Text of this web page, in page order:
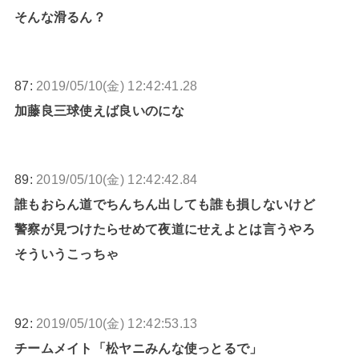
そんな滑るん？
87: 2019/05/10(金) 12:42:41.28
加藤良三球使えば良いのにな
89: 2019/05/10(金) 12:42:42.84
誰もおらん道でちんちん出しても誰も損しないけど
警察が見つけたらせめて夜道にせえよとは言うやろ
そういうこっちゃ
92: 2019/05/10(金) 12:42:53.13
チームメイト「松ヤニみんな使っとるで」